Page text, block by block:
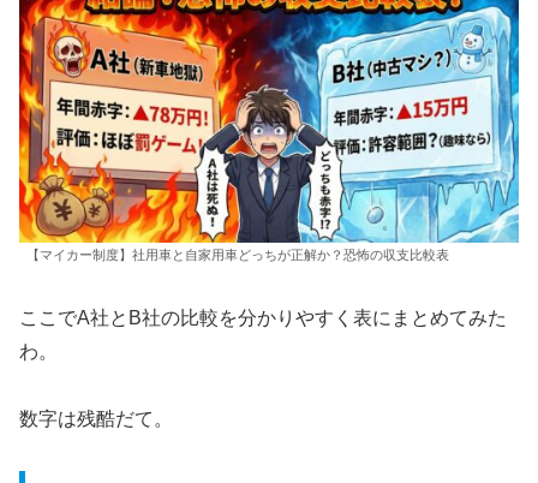
【マイカー制度】社用車と自家用車どっちが正解か？恐怖の収支比較表
ここでA社とB社の比較を分かりやすく表にまとめてみた
わ。
数字は残酷だて。